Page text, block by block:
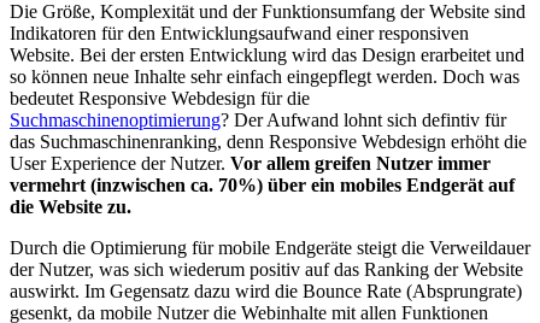
Die Größe, Komplexität und der Funktionsumfang der Website sind
Indikatoren für den Entwicklungsaufwand einer responsiven
Website. Bei der ersten Entwicklung wird das Design erarbeitet und
so können neue Inhalte sehr einfach eingepflegt werden. Doch was
bedeutet Responsive Webdesign für die
Suchmaschinenoptimierung? Der Aufwand lohnt sich defintiv für
das Suchmaschinenranking, denn Responsive Webdesign erhöht die
User Experience der Nutzer. Vor allem greifen Nutzer immer
vermehrt (inzwischen ca. 70%) über ein mobiles Endgerät auf
die Website zu.
Durch die Optimierung für mobile Endgeräte steigt die Verweildauer
der Nutzer, was sich wiederum positiv auf das Ranking der Website
auswirkt. Im Gegensatz dazu wird die Bounce Rate (Absprungrate)
gesenkt, da mobile Nutzer die Webinhalte mit allen Funktionen